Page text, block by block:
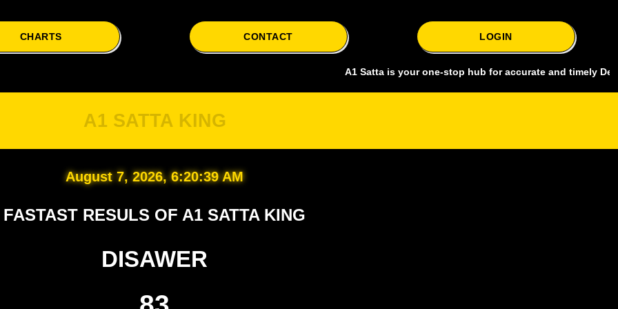
CHARTS CONTACT LOGIN
A1 Satta is your one-stop hub for accurate and timely Delhi
A1 SATTA KING
August 7, 2026, 6:20:40 AM
FASTAST RESULS OF A1 SATTA KING
DISAWER